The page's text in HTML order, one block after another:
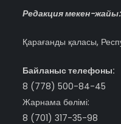
Редакция мекен-жайы:
Қарағанды қаласы,
Байланыс телефоны:
8 (778) 500-84-45
Жарнама бөлімі:
8 (701) 317-35-98